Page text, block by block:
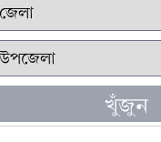
খুঁজুন